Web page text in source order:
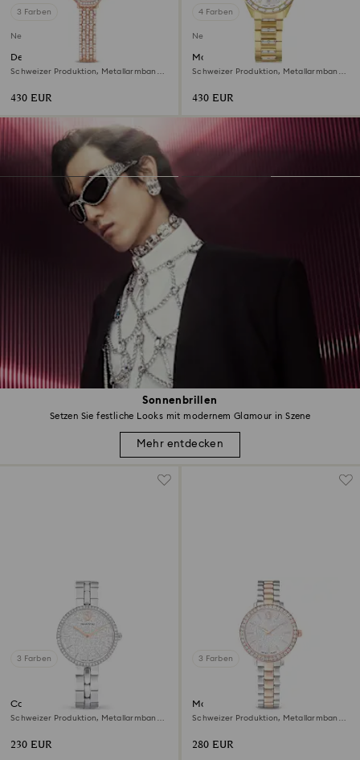
Sonnenbrillen
Setzen Sie festliche Looks mit modernem Glamour in Szene
Mehr entdecken
3 Farben
Neu
Dextera octagon Uhr
Schweizer Produktion, Metallarmband,
430 EUR
4 Farben
Neu
Matrix date Uhr
Schweizer Produktion, Metallarmband,
430 EUR
3 Farben
Cosmopolitan Uhr
Schweizer Produktion, Metallarmband,
230 EUR
3 Farben
Matrix 3-link Uhr
Schweizer Produktion, Metallarmband,
280 EUR